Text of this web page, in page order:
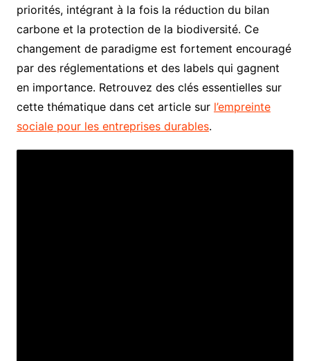
priorités, intégrant à la fois la réduction du bilan
carbone et la protection de la biodiversité. Ce
changement de paradigme est fortement encouragé
par des réglementations et des labels qui gagnent
en importance. Retrouvez des clés essentielles sur
cette thématique dans cet article sur l’empreinte
sociale pour les entreprises durables.